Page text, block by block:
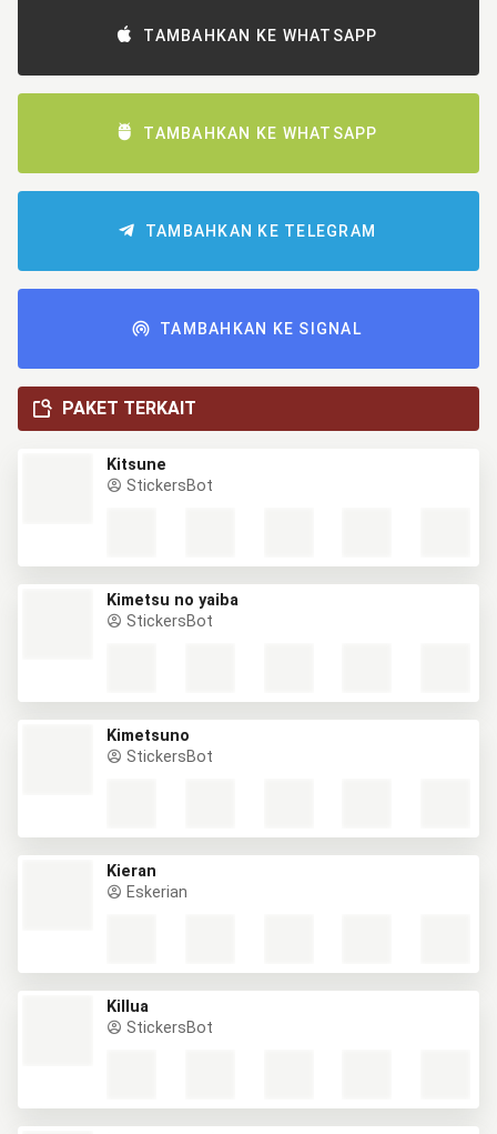
TAMBAHKAN KE WHATSAPP
TAMBAHKAN KE WHATSAPP
TAMBAHKAN KE TELEGRAM
TAMBAHKAN KE SIGNAL
PAKET TERKAIT
Kitsune
StickersBot
Kimetsu no yaiba
StickersBot
Kimetsuno
StickersBot
Kieran
Eskerian
Killua
StickersBot